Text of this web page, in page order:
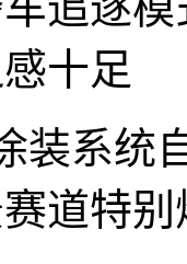
十足
装系统
道特别